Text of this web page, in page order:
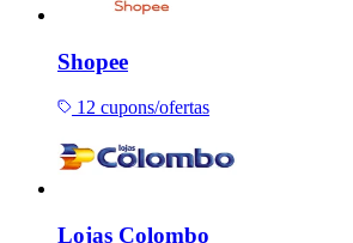
Shopee
12 cupons/ofertas
Lojas Colombo